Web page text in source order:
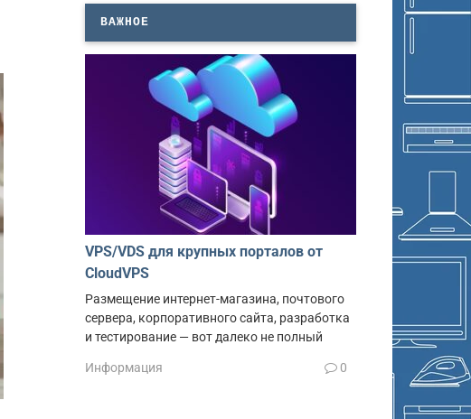
ВАЖНОЕ
VPS/VDS для крупных порталов от
CloudVPS
Размещение интернет-магазина, почтового
сервера, корпоративного сайта, разработка
и тестирование — вот далеко не полный
Информация 0